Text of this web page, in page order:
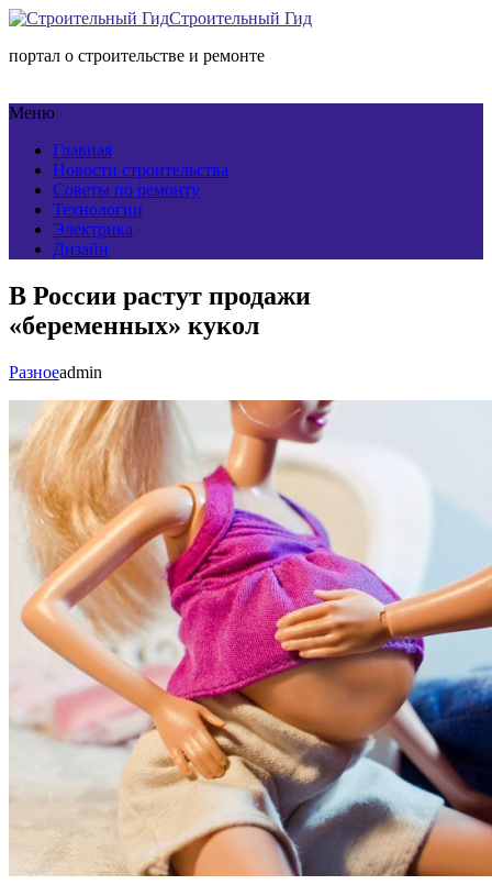
Строительный Гид
портал о строительстве и ремонте
Меню
Главная
Новости строительства
Советы по ремонту
Технологии
Электрика
Дизайн
В России растут продажи
«беременных» кукол
Разноеadmin